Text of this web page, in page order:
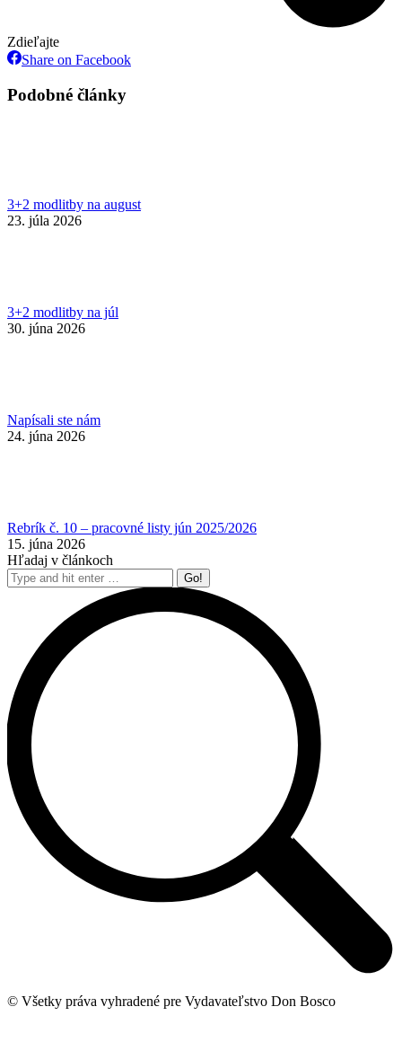
Zdieľajte
Share on FacebookShare
Podobné články
3+2 modlitby na august
23. júla 2026
3+2 modlitby na júl
30. júna 2026
Napísali ste nám
24. júna 2026
Rebrík č. 10 – pracovné listy jún 2025/2026
15. júna 2026
Hľadaj v článkoch
Search:
© Všetky práva vyhradené pre Vydavateľstvo Don Bosco